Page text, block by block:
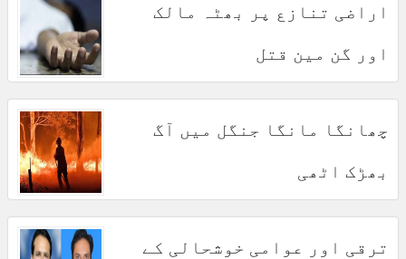
اراضی تنازع پر بھٹہ مالک
اور گن مین قتل
چھانگا مانگا جنگل میں آگ
بھڑک اٹھی
ترقی اور عوامی خوشحالی کے